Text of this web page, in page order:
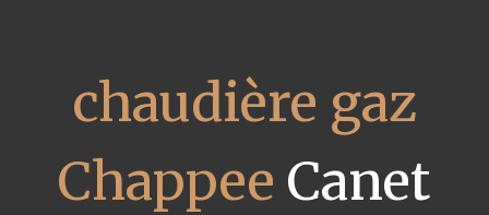
chaudière gaz
Chappee Canet